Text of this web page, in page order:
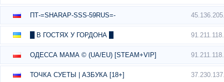
ПТ-=SHARAP-SSS-59RUS=-
█ В ГОСТЯХ У ГОРДОНА █
ОДЕССА МАМА © (UA/EU) [STEAM+VIP]
ТОЧКА СУЕТЫ | АЗБУКА [18+]